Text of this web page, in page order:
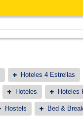
Hoteles 4 Estrellas
Hoteles Hoteles
Hostels Bed &